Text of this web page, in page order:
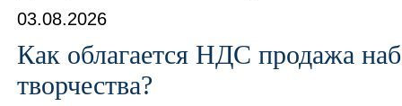
03.08.2026
Как облагается НДС продажа
творчества?